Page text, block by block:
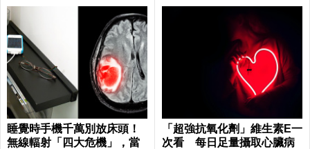
睡覺時手機千萬別放床頭！
無線輻射「四大危機」，當
「超強抗氧化劑」維生素E一
次看 每日足量攝取心臟病